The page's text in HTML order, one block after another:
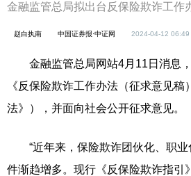
金融监管总局拟出台反保险欺诈工作
赵白执南 中国证券报·中证网 2024-04-12 06:49
金融监管总局网站4月11日消息，
《反保险欺诈工作办法（征求意见稿
法》），并面向社会公开征求意见。
“近年来，保险欺诈团伙化、职业
件渐趋增多。现行《反保险欺诈指引